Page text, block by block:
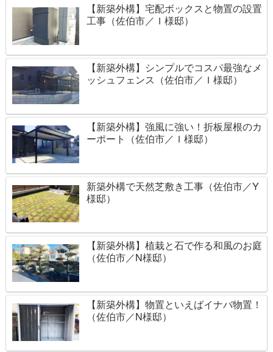
【新築外構】宅配ボックスと物置の設置
工事（佐伯市／Ｉ様邸）
【新築外構】シンプルでコスパ最強なメ
ッシュフェンス（佐伯市／Ｉ様邸）
【新築外構】強風に強い！折板屋根のカ
ーポート（佐伯市／Ｉ様邸）
新築外構で天然芝敷き工事（佐伯市／Y
様邸）
【新築外構】植栽と石で作る和風のお庭
（佐伯市／N様邸）
【新築外構】物置といえばイナバ物置！
（佐伯市／N様邸）